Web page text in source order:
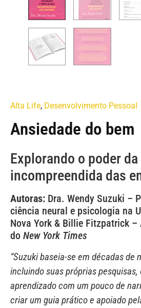
Alta Life, Desenvolvimento Pessoal
Ansiedade do bem
Explorando o poder
incompreendida das
Autoras: Dra. Wendy Suzuki –
ciência neural e psicologia na
Nova York & Billie Fitzpatrick
do New York Times
“Suzuki baseia-se em décadas de
incluindo suas próprias
aprendizado com um pouco de
criar um guia prático e apoiado